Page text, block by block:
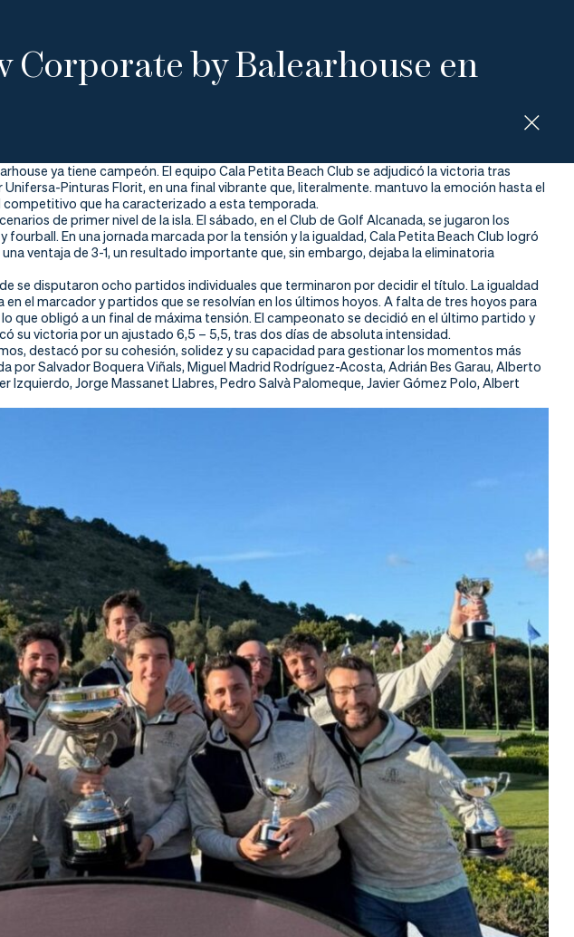
Corporate by Balearhouse en
ya tiene campeón. El equipo Cala Petita Beach Club se adjudicó la victoria tras
Pinturas Florit, en una final vibrante que, literalmente. mantuvo la emoción hasta el
que ha caracterizado a esta temporada.
de primer nivel de la isla. El sábado, en el Club de Golf Alcanada, se jugaron los
En una jornada marcada por la tensión y la igualdad, Cala Petita Beach Club logró
ventaja de 3-1, un resultado importante que, sin embargo, dejaba la eliminatoria
se disputaron ocho partidos individuales que terminaron por decidir el título. La igualdad
el marcador y partidos que se resolvían en los últimos hoyos. A falta de tres hoyos para
que obligó a un final de máxima tensión. El campeonato se decidió en el último partido y
su victoria por un ajustado 6,5 – 5,5, tras dos días de absoluta intensidad.
destacó por su cohesión, solidez y su capacidad para gestionar los momentos más
Salvador Boquera Viñals, Miguel Madrid Rodríguez-Acosta, Adrián Bes Garau, Alberto
Izquierdo, Jorge Massanet Llabres, Pedro Salvà Palomeque, Javier Gómez Polo, Albert